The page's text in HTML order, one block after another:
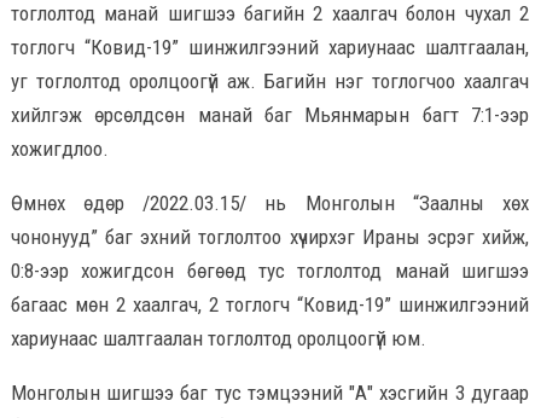
тоглолтод манай шигшээ багийн 2 хаалгач болон чухал 2
тоглогч “Ковид-19” шинжилгээний хариунаас шалтгаалан,
уг тоглолтод оролцоогүй аж. Багийн нэг тоглогчоо хаалгач
хийлгэж өрсөлдсөн манай баг Мьянмарын багт 7:1-ээр
хожигдлоо.
Өмнөх өдөр /2022.03.15/ нь Монголын “Заалны хөх
чононууд” баг эхний тоглолтоо хүчирхэг Ираны эсрэг хийж,
0:8-ээр хожигдсон бөгөөд тус тоглолтод манай шигшээ
багаас мөн 2 хаалгач, 2 тоглогч “Ковид-19” шинжилгээний
хариунаас шалтгаалан тоглолтод оролцоогүй юм.
Монголын шигшээ баг тус тэмцээний "А" хэсгийн 3 дугаар